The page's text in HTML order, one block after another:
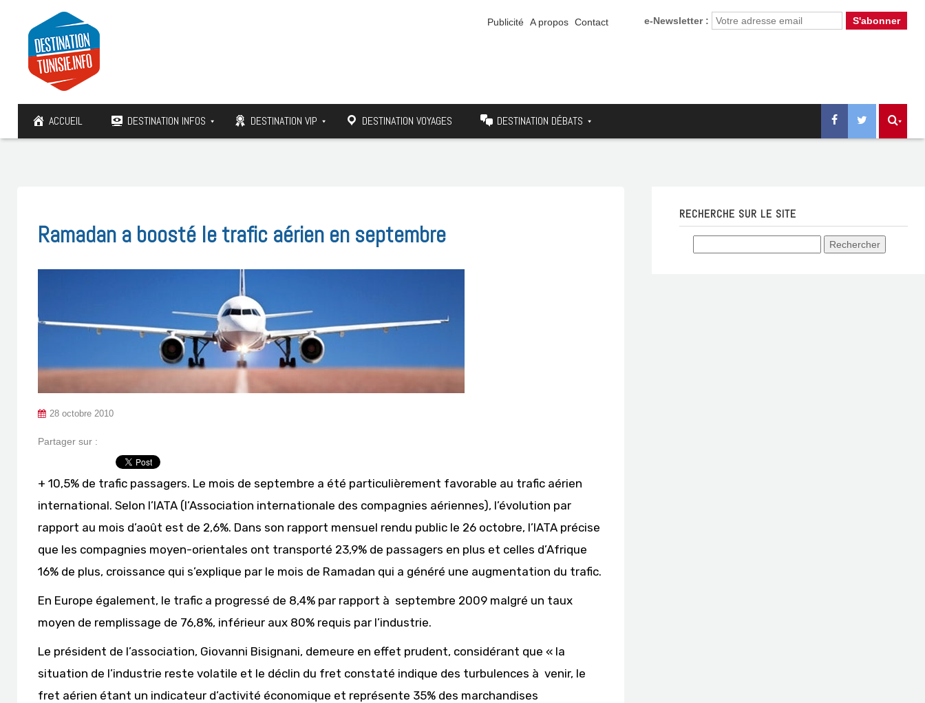
e-Newsletter :
Publicité A propos Contact
ACCUEIL DESTINATION INFOS DESTINATION VIP DESTINATION VOYAGES DESTINATION DÉBATS
Ramadan a boosté le trafic aérien en septembre
28 octobre 2010
Partager sur :
+ 10,5% de trafic passagers. Le mois de septembre a été particulièrement favorable au trafic aérien
international. Selon l’IATA (l’Association internationale des compagnies aériennes), l’évolution par
rapport au mois d’août est de 2,6%. Dans son rapport mensuel rendu public le 26 octobre, l’IATA précise
que les compagnies moyen-orientales ont transporté 23,9% de passagers en plus et celles d’Afrique
16% de plus, croissance qui s’explique par le mois de Ramadan qui a généré une augmentation du trafic.
En Europe également, le trafic a progressé de 8,4% par rapport à septembre 2009 malgré un taux
moyen de remplissage de 76,8%, inférieur aux 80% requis par l’industrie.
Le président de l’association, Giovanni Bisignani, demeure en effet prudent, considérant que « la
situation de l’industrie reste volatile et le déclin du fret constaté indique des turbulences à venir, le
fret aérien étant un indicateur d’activité économique et représente 35% des marchandises
RECHERCHE SUR LE SITE